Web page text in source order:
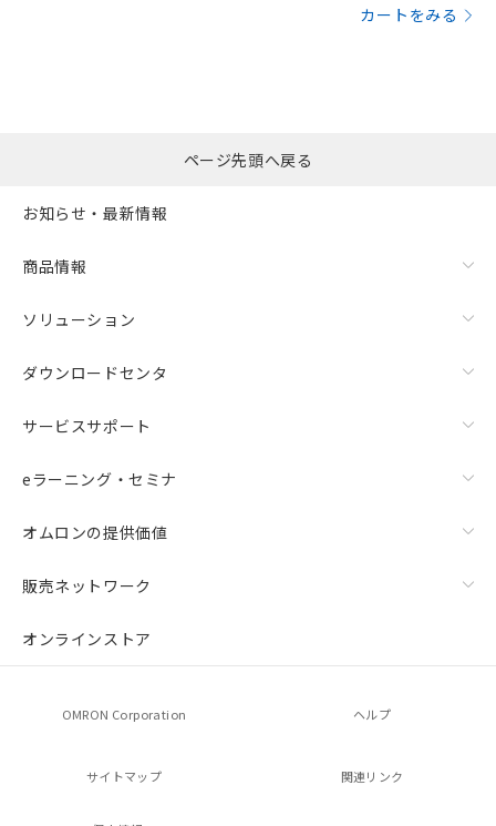
カートをみる
ページ先頭へ戻る
お知らせ・最新情報
商品情報
ソリューション
ダウンロードセンタ
サービスサポート
eラーニング・セミナ
オムロンの提供価値
販売ネットワーク
オンラインストア
OMRON Corporation ヘルプ
サイトマップ 関連リンク